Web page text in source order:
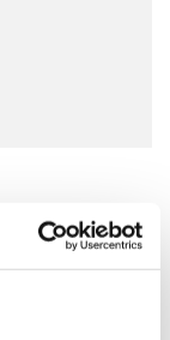
2. und 4.
Uhr. Nach
und
uns